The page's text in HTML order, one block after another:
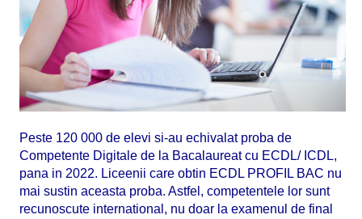
Peste 120 000 de elevi si-au echivalat proba de
Competente Digitale de la Bacalaureat cu ECDL/ ICDL,
pana in 2022. Liceenii care obtin ECDL PROFIL BAC nu
mai sustin aceasta proba. Astfel, competentele lor sunt
recunoscute international, nu doar la examenul de final